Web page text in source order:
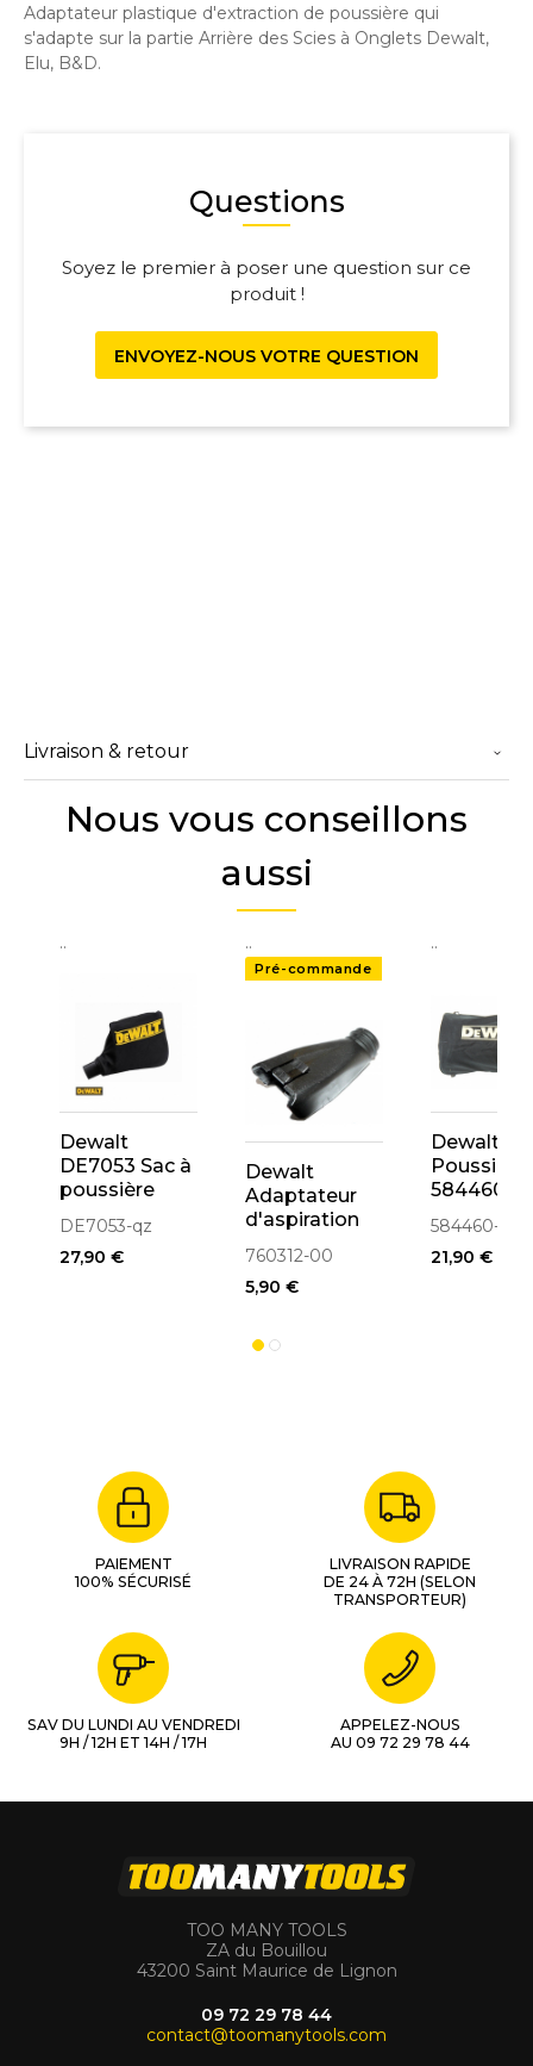
Adaptateur plastique d'extraction de poussière qui
s'adapte sur la partie Arrière des Scies à Onglets Dewalt,
Elu, B&D.
Questions
Soyez le premier à poser une question sur ce
produit !
ENVOYEZ-NOUS VOTRE QUESTION
Livraison & retour
Nous vous conseillons
aussi
..
Dewalt
DE7053 Sac à
poussière
tissu DW704,
DW705
DE7053-qz
27,90 €
..
Pré-commande
Dewalt
Adaptateur
d'aspiration
des
poussières
pour scie
DW707,
760312-00
5,90 €
..
Dewalt
Poussière
584460-
Pour
D26500,
D26502
584460-00
21,90 €
PAIEMENT
100% SÉCURISÉ
LIVRAISON RAPIDE
DE 24 À 72H (SELON
TRANSPORTEUR)
SAV DU LUNDI AU VENDREDI
9H / 12H ET 14H / 17H
APPELEZ-NOUS
AU 09 72 29 78 44
TOO MANY TOOLS
ZA du Bouillou
43200 Saint Maurice de Lignon
09 72 29 78 44
contact@toomanytools.com